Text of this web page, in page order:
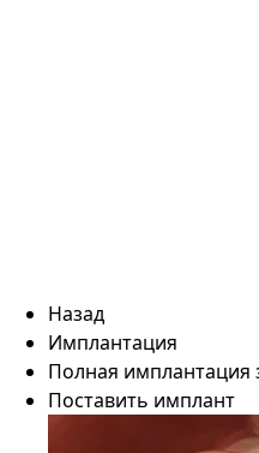
Назад
Имплантация
Полная имплантация
Поставить имплант